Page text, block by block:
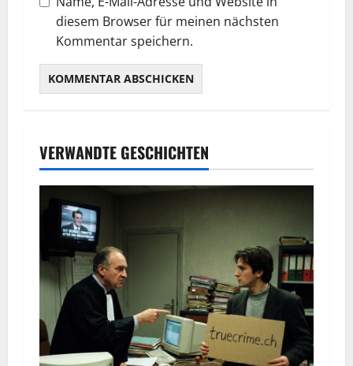
diesem Browser für meinen nächsten
Kommentar speichern.
VERWANDTE GESCHICHTEN